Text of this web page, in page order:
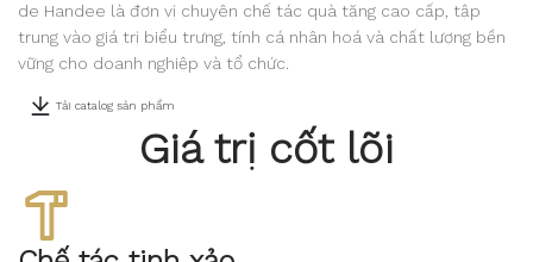
de Handee là đơn vị chuyên chế tác quà tặng cao cấp, tập
trung vào giá trị biểu trưng, tính cá nhân hoá và chất lượng bền
vững cho doanh nghiệp và tổ chức.
Tải catalog sản phẩm
Giá trị cốt lõi